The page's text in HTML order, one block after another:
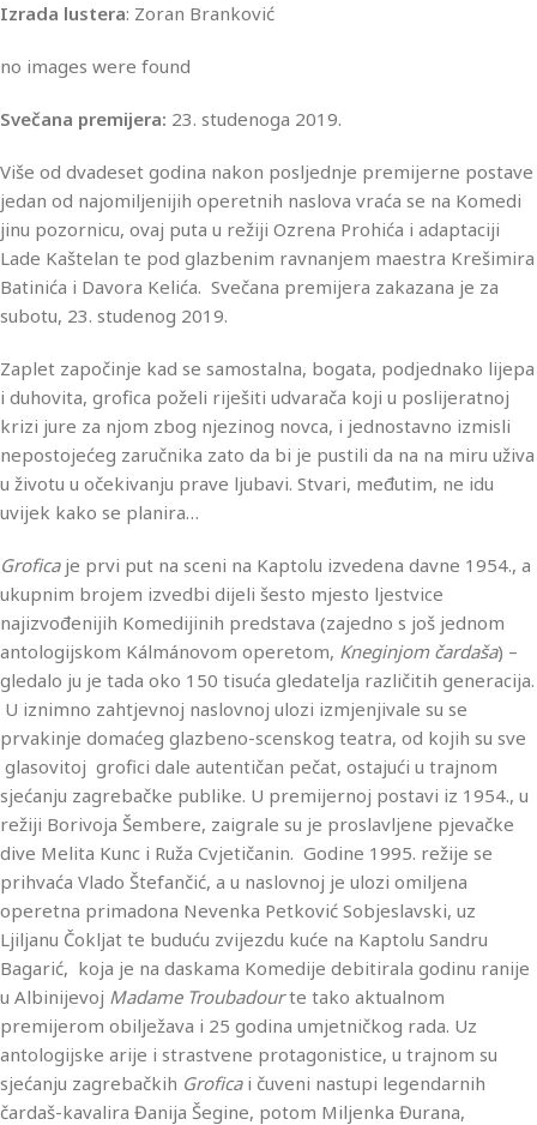
Izrada lustera: Zoran Branković
no images were found
Svečana premijera: 23. studenoga 2019.
Više od dvadeset godina nakon posljednje premijerne postave
jedan od najomiljenijih operetnih naslova vraća se na Komedi
jinu pozornicu, ovaj puta u režiji Ozrena Prohića i adaptaciji
Lade Kaštelan te pod glazbenim ravnanjem maestra Krešimira
Batinića i Davora Kelića. Svečana premijera zakazana je za
subotu, 23. studenog 2019.
Zaplet započinje kad se samostalna, bogata, podjednako lijepa
i duhovita, grofica poželi riješiti udvarača koji u poslijeratnoj
krizi jure za njom zbog njezinog novca, i jednostavno izmisli
nepostojećeg zaručnika zato da bi je pustili da na na miru uživa
u životu u očekivanju prave ljubavi. Stvari, međutim, ne idu
uvijek kako se planira…
Groficaje prvi put na sceni na Kaptolu izvedena davne 1954., a
ukupnim brojem izvedbi dijeli šesto mjesto ljestvice
najizvođenijih Komedijinih predstava (zajedno s još jednom
antologijskom Kálmánovom operetom, Kneginjom čardaša) –
gledalo ju je tada oko 150 tisuća gledatelja različitih generacija.
U iznimno zahtjevnoj naslovnoj ulozi izmjenjivale su se
prvakinje domaćeg glazbeno-scenskog teatra, od kojih su sve
glasovitoj grofici dale autentičan pečat, ostajući u trajnom
sjećanju zagrebačke publike. U premijernoj postavi iz 1954., u
režiji Borivoja Šembere, zaigrale su je proslavljene pjevačke
dive Melita Kunc i Ruža Cvjetičanin. Godine 1995. režije se
prihvaća Vlado Štefančić, a u naslovnoj je ulozi omiljena
operetna primadona Nevenka Petković Sobjeslavski, uz
Ljiljanu Čokljat te buduću zvijezdu kuće na Kaptolu Sandru
Bagarić, koja je na daskama Komedije debitirala godinu ranije
u Albinijevoj Madame Troubadourte tako aktualnom
premijerom obilježava i 25 godina umjetničkog rada. Uz
antologijske arije i strastvene protagonistice, u trajnom su
sjećanju zagrebačkih Groficai čuveni nastupi legendarnih
čardaš-kavalira Đanija Šegine, potom Miljenka Đurana,